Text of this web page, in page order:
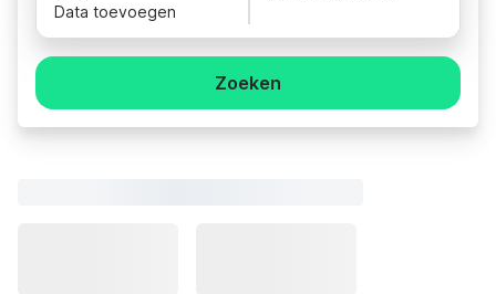
Data toevoegen
Zoeken